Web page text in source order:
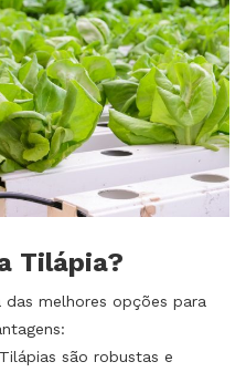
Tilápia?
melhores opções para
Tilápias são robustas e